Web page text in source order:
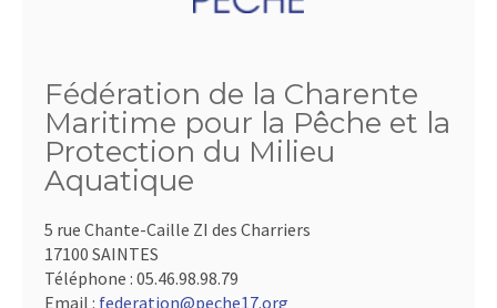
Fédération de la Charente
Maritime pour la Pêche et la
Protection du Milieu
Aquatique
5 rue Chante-Caille ZI des Charriers
17100 SAINTES
Téléphone : 05.46.98.98.79
Email : federation@peche17.org